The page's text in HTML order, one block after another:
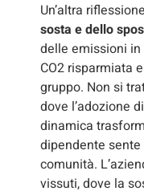
Un’altra
sosta e dello
delle emissioni
CO2 risparmiata
gruppo. Non si
dove l’adozione
dinamica
dipendente
comunità.
vissuti, dove la